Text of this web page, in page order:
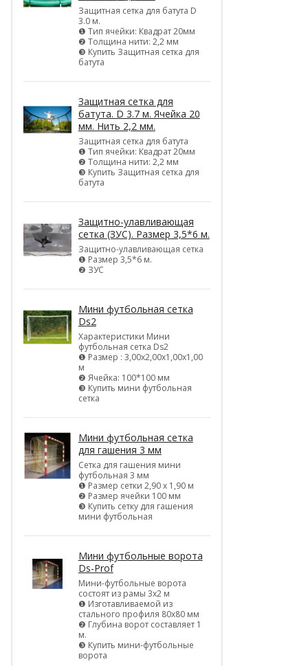
Защитная сетка для батута D
3.0 м.
❶ Тип ячейки: Квадрат 20мм
❷ Толщина нити: 2,2 мм
❸ Купить Защитная сетка для
батута
Защитная сетка для
батута. D 3.7 м. Ячейка 20
мм. Нить 2,2 мм.
Защитная сетка для батута
❶ Тип ячейки: Квадрат 20мм
❷ Толщина нити: 2,2 мм
❸ Купить Защитная сетка для
батута
Защитно-улавливающая
сетка (ЗУС). Размер 3,5*6 м.
Защитно-улавливающая сетка
❶ Размер 3,5*6 м.
❷ ЗУС
Мини футбольная сетка
Ds2
Характеристики Мини
футбольная сетка Ds2
❶ Размер : 3,00х2,00х1,00х1,00
м
❷ Ячейка: 100*100 мм
❸ Купить мини футбольная
сетка
Мини футбольная сетка
для гашения 3 мм
Сетка для гашения мини
футбольная 3 мм
❶ Размер сетки 2,90 х 1,90 м
❷ Размер ячейки 100 мм
❸ Купить сетку для гашения
мини футбольная
Мини футбольные ворота
Ds-Prof
Мини-футбольные ворота
состоят из рамы 3х2 м
❶ Изготавливаемой из
стального профиля 80х80 мм
❷ Глубина ворот составляет 1
м.
❸ Купить мини-футбольные
ворота